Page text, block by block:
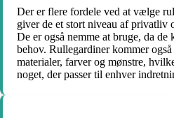
Der er flere fordele ved at vælge
giver de et stort niveau af privatliv
De er også nemme at bruge, da de
behov. Rullegardiner kommer
materialer, farver og mønstre,
noget, der passer til enhver